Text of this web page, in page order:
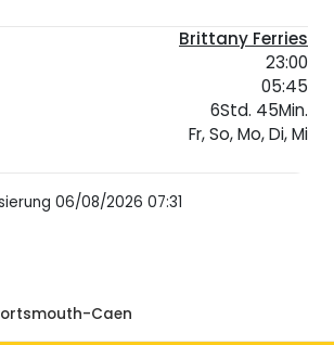
Brittany Ferries
23:00
05:45
6Std. 45Min.
Fr, So, Mo, Di, Mi
06/08/2026 07:31
Caen